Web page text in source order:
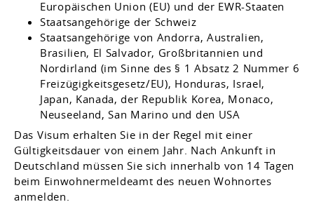
Europäischen Union (EU) und der EWR-Staaten
Staatsangehörige der Schweiz
Staatsangehörige von Andorra, Australien,
Brasilien, El Salvador, Großbritannien und
Nordirland (im Sinne des § 1 Absatz 2 Nummer 6
Freizügigkeitsgesetz/EU), Honduras, Israel,
Japan, Kanada, der Republik Korea, Monaco,
Neuseeland, San Marino und den USA
Das Visum erhalten Sie in der Regel mit einer
Gültigkeitsdauer von einem Jahr. Nach Ankunft in
Deutschland müssen Sie sich innerhalb von 14 Tagen
beim Einwohnermeldeamt des neuen Wohnortes
anmelden.